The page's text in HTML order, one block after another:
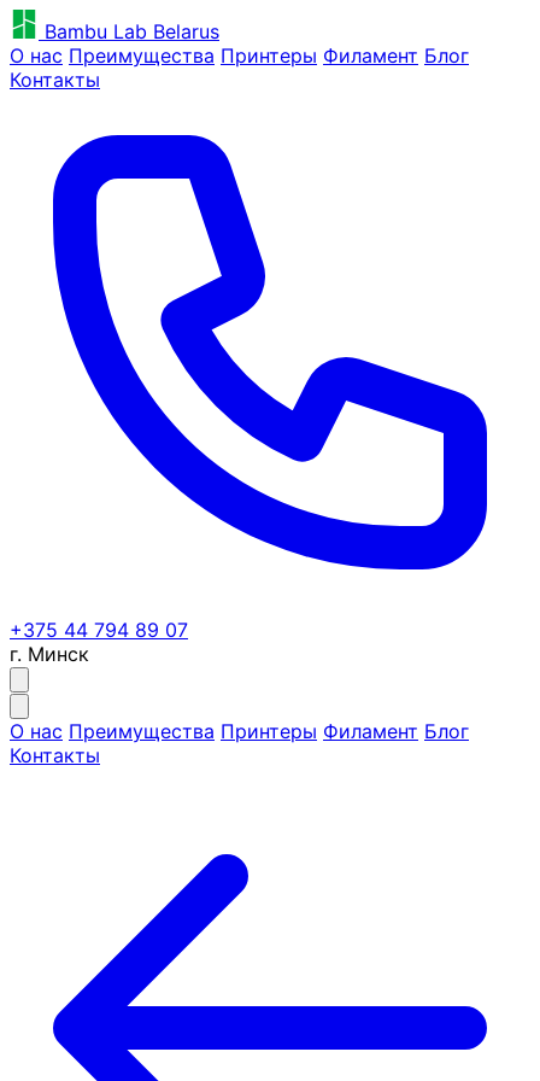
Bambu Lab Belarus
О нас Преимущества Принтеры Филамент Блог
Контакты
+375 44 794 89 07
г. Минск
О нас Преимущества Принтеры Филамент Блог
Контакты